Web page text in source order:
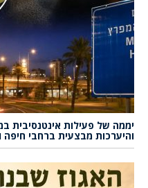
יממה של פעילות אינטנסיבית
והיערכות מבצעית ברחבי חיפה